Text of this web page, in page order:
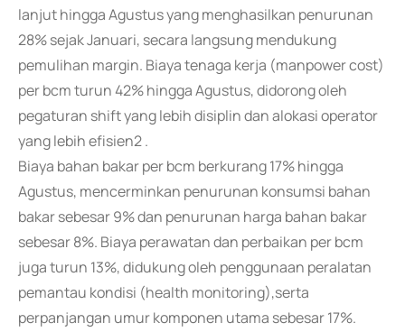
lanjut hingga Agustus yang menghasilkan penurunan
28% sejak Januari, secara langsung mendukung
pemulihan margin. Biaya tenaga kerja (manpower cost)
per bcm turun 42% hingga Agustus, didorong oleh
pegaturan shift yang lebih disiplin dan alokasi operator
yang lebih efisien2 .
Biaya bahan bakar per bcm berkurang 17% hingga
Agustus, mencerminkan penurunan konsumsi bahan
bakar sebesar 9% dan penurunan harga bahan bakar
sebesar 8%. Biaya perawatan dan perbaikan per bcm
juga turun 13%, didukung oleh penggunaan peralatan
pemantau kondisi (health monitoring),serta
perpanjangan umur komponen utama sebesar 17%.